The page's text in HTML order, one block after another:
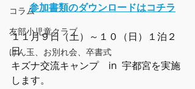
コラム
友部小児童クラブ
けん玉、お別れ会、卒書式
参加書類のダウンロードはコチラ
１１月９日（土）～１０（日）１泊２
日
キズナ交流キャンプ　in  宇都宮を実施
します。